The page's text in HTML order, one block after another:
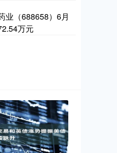
业（688658）6月
万元